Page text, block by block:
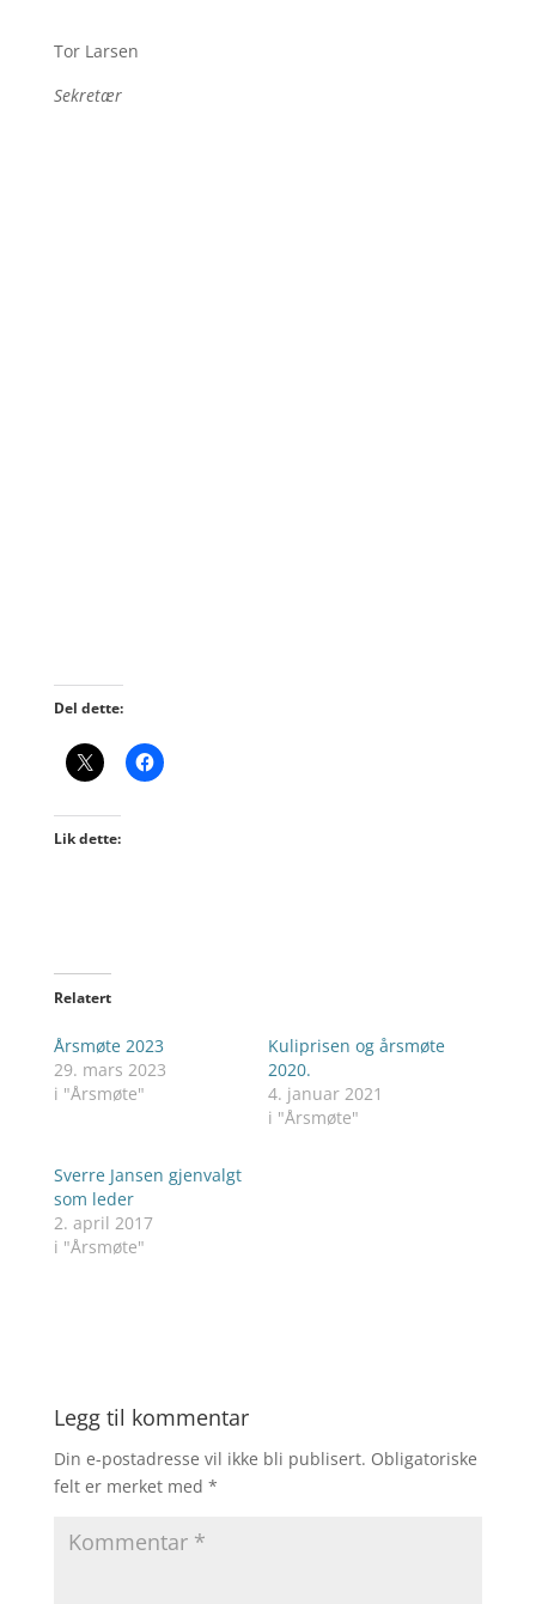
Tor Larsen
Sekretær
Del dette:
Lik dette:
Relatert
Årsmøte 2023
29. mars 2023
i "Årsmøte"
Kuliprisen og årsmøte
2020.
4. januar 2021
i "Årsmøte"
Sverre Jansen gjenvalgt
som leder
2. april 2017
i "Årsmøte"
Legg til kommentar
Din e-postadresse vil ikke bli publisert. Obligatoriske
felt er merket med *